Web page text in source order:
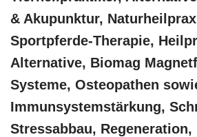
& Akupunktur,
Sportpferde-Therapie,
Alternative, Biomag
Systeme, Osteopathen
Immunsystemstärkung,
Stressabbau, Regeneration,